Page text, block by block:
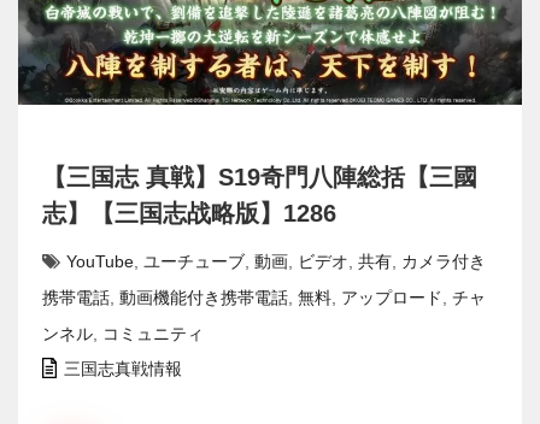
【三国志 真戦】S19奇門八陣総括【三國
志】【三国志战略版】1286
YouTube ユーチューブ 動画 ビデオ 共有 カメラ付き
携帯電話 動画機能付き携帯電話 無料 アップロード
チャ
ンネル
コミュニティ
三国志真戦情報